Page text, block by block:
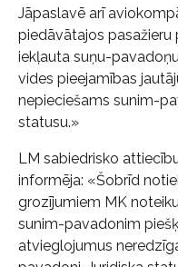
Jāpaslavē arī
piedāvātajos
iekļauta suņu-
vides pieejamības
nepieciešams sunim-
statusu.»
LM sabiedrisko
informēja: «Šobrīd
grozījumiem MK
sunim-pavadonim
atvieglojumus